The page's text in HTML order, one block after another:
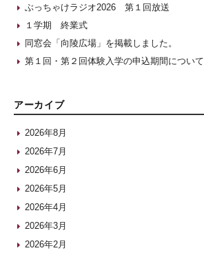
ぶっちゃけラジオ2026 第１回放送
１学期 終業式
同窓会「向陵広場」を掲載しました。
第１回・第２回体験入学の申込期間について
アーカイブ
2026年8月
2026年7月
2026年6月
2026年5月
2026年4月
2026年3月
2026年2月